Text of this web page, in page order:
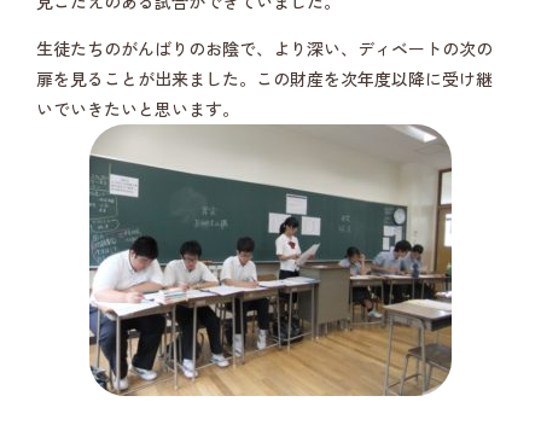
生徒たちのがんばりのお陰で、より深い、ディベートの次の
扉を見ることが出来ました。この財産を次年度以降に受け継
いでいきたいと思います。